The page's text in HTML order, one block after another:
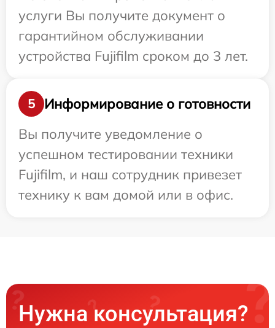
услуги Вы получите документ о
гарантийном обслуживании
устройства Fujifilm сроком до 3 лет.
5
Информирование о готовности
Вы получите уведомление о
успешном тестировании техники
Fujifilm, и наш сотрудник привезет
технику к вам домой или в офис.
Нужна консультация?